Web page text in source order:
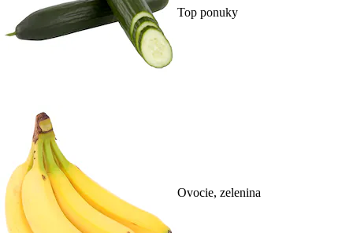
Top ponuky
Ovocie, zelenina